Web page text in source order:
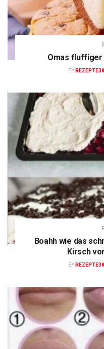
Omas fluffiger
BY REZEPTE38
Boahh wie das
Kirsch
BY REZEPTE38